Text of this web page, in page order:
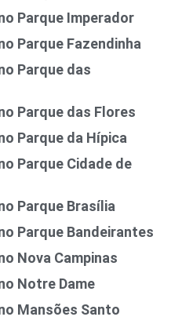
Parque Imperador
Parque Fazendinha
Parque das
Parque das Flores
Parque da Hípica
Parque Cidade de
Parque Brasília
Parque Bandeirantes
Nova Campinas
Notre Dame
Mansões Santo